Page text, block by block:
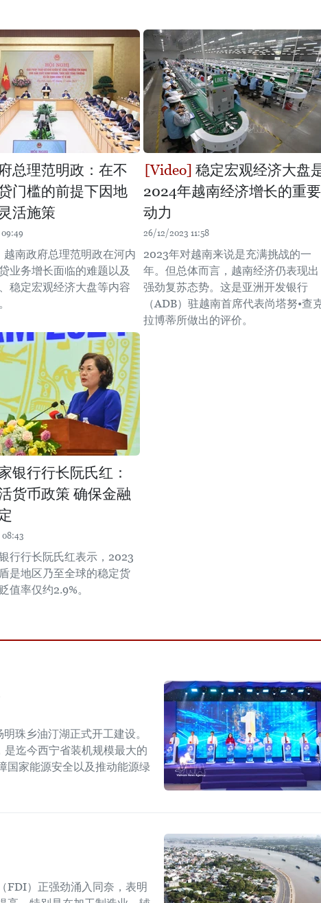
总理范明政：在不
门槛的前提下因地
活施策
越南政府总理范明政在河内
业务增长面临的难题以及
稳定宏观经济大盘等内容
稳定宏观经济大盘
2024年越南经济增长的重要
动力
26/12/2023 11:58
2023年对越南来说是充满挑战的一
年。但总体而言，越南经济仍表现出
强劲复苏态势。这是亚洲开发银行
（ADB）驻越南首席代表尚塔努•查
拉博蒂所做出的评价。
银行行长阮氏红：
货币政策 确保金融
行行长阮氏红表示，2023
是地区乃至全球的稳定货
值率仅约2.9%。
珠乡油汀湖正式开工建设。
迄今西宁省装机规模最大的
国家能源安全以及推动能源绿
FDI）正强劲涌入同奈，表明